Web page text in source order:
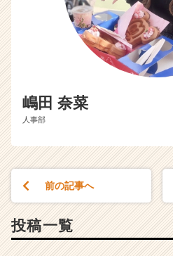
e
r）
嶋田 奈菜
人事部
前の記事へ
投稿一覧